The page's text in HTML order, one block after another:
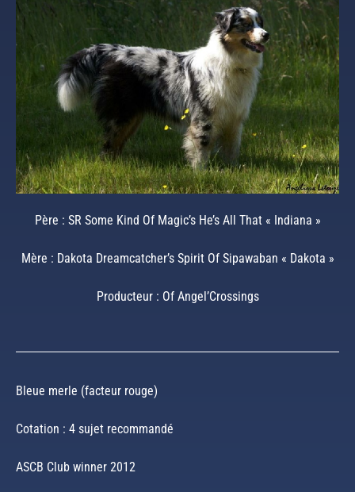
Père : SR Some Kind Of Magic’s He’s All That « Indiana »
Mère : Dakota Dreamcatcher’s Spirit Of Sipawaban « Dakota »
Producteur : Of Angel’Crossings
Bleue merle (facteur rouge)
Cotation : 4 sujet recommandé
ASCB Club winner 2012